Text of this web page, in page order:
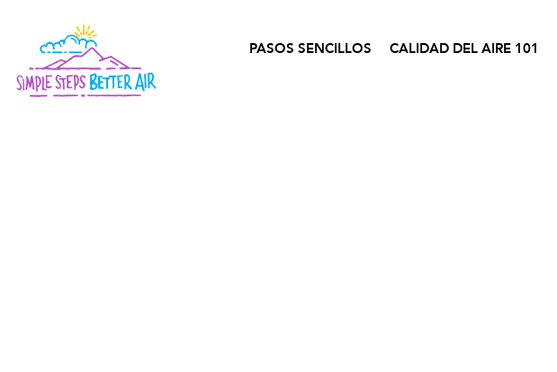
PASOS SENCILLOS CALIDAD DEL AIRE 101